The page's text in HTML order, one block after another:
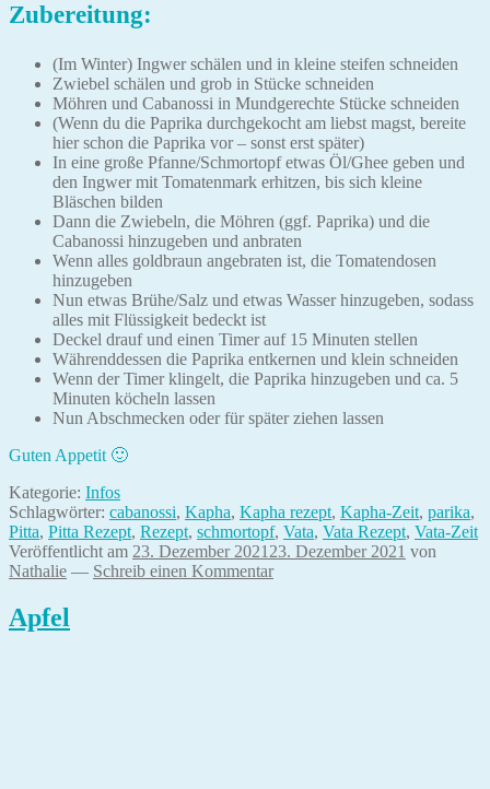
Zubereitung:
(Im Winter) Ingwer schälen und in kleine steifen schneiden
Zwiebel schälen und grob in Stücke schneiden
Möhren und Cabanossi in Mundgerechte Stücke schneiden
(Wenn du die Paprika durchgekocht am liebst magst, bereite
hier schon die Paprika vor – sonst erst später)
In eine große Pfanne/Schmortopf etwas Öl/Ghee geben und
den Ingwer mit Tomatenmark erhitzen, bis sich kleine
Bläschen bilden
Dann die Zwiebeln, die Möhren (ggf. Paprika) und die
Cabanossi hinzugeben und anbraten
Wenn alles goldbraun angebraten ist, die Tomatendosen
hinzugeben
Nun etwas Brühe/Salz und etwas Wasser hinzugeben, sodass
alles mit Flüssigkeit bedeckt ist
Deckel drauf und einen Timer auf 15 Minuten stellen
Währenddessen die Paprika entkernen und klein schneiden
Wenn der Timer klingelt, die Paprika hinzugeben und ca. 5
Minuten köcheln lassen
Nun Abschmecken oder für später ziehen lassen
Guten Appetit 🙂
Kategorie: Infos
Schlagwörter: cabanossi, Kapha, Kapha rezept, Kapha-Zeit, parika,
Pitta, Pitta Rezept, Rezept, schmortopf, Vata, Vata Rezept, Vata-Zeit
Veröffentlicht am 23. Dezember 2021 23. Dezember 2021 von
Nathalie — Schreib einen Kommentar
Apfel